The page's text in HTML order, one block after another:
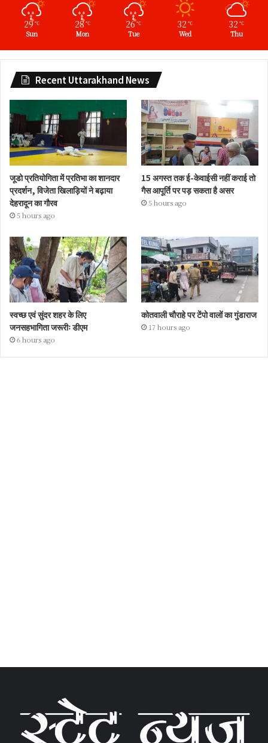
29 ℃
Sun
28 ℃
Mon
26℃
Tue
32 ℃
Wed
32 ℃
Thu
Recent Uttarakhand News
जूडो प्रतियोगिता में प्रतिभा का शानदार
प्रदर्शन, विजेता खिलाड़ियों ने बढ़ाया
देहरादून का गौरव
5 hours ago
15 अगस्त तक ई-केवाईसी नहीं कराई तो
गैस आपूर्ति पर पड़ सकता है असर
5 hours ago
स्वच्छ एवं सुंदर शहर के लिए
जनसहभागिता जरूरीः डीएम
6 hours ago
कोतवाली चौराहे पर टेंपो वालों का गुंडाराज
17 hours ago